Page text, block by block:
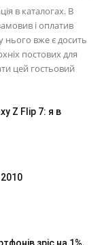
в каталогах. В
і оплатив
нього вже є досить
постових для
цей гостьовий
Z Flip 7: я в
2010
зріс на 1%,